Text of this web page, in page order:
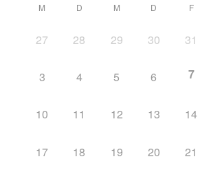
M D M D F
27 28 29 30 31
3 4 5 6 7
10 11 12 13 14
17 18 19 20 21